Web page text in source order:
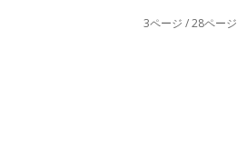
3ページ / 28ページ